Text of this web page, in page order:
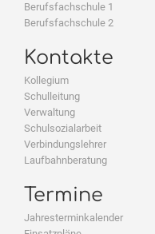
Berufsfachschule 1
Berufsfachschule 2
Kontakte
Kollegium
Schulleitung
Verwaltung
Schulsozialarbeit
Verbindungslehrer
Laufbahnberatung
Termine
Jahresterminkalender